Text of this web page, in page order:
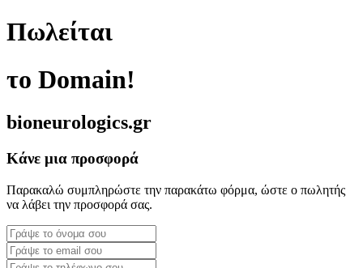
Πωλείται
το Domain!
bioneurologics.gr
Κάνε μια προσφορά
Παρακαλώ συμπληρώστε την παρακάτω φόρμα, ώστε ο πωλητής
να λάβει την προσφορά σας.